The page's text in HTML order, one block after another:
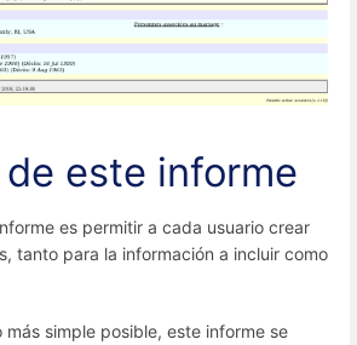
este informe
es permitir a cada usuario crear
tanto para la información a incluir como
más simple posible, este informe se